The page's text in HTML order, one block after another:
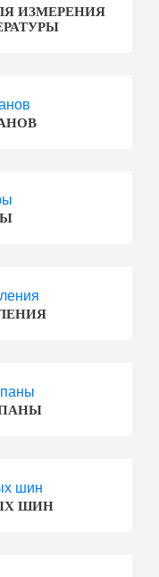
ИЗМЕРЕНИЯ
ШИН